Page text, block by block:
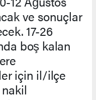
ve sonuçlar
17-26
boş kalan
için il/ilçe